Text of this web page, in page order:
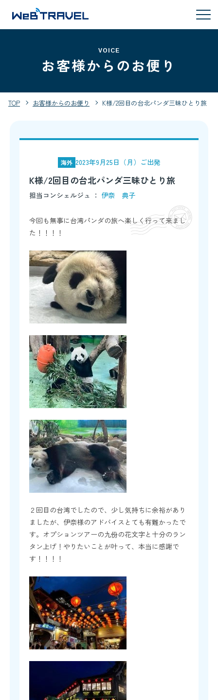
VOICE
お客様からのお便り
TOP お客様からのお便り K様/2回目の台北パンダ三昧ひとり旅
海外 2023年9月25日（月）ご出発
K様/2回目の台北パンダ三昧ひとり旅
担当コンシェルジュ ： 伊奈 典子
今回も無事に台湾パンダの旅へ楽しく行って来まし
た！！！！
２回目の台湾でしたので、少し気持ちに余裕があり
ましたが、伊奈様のアドバイスとても有難かったで
す。オプションツアーの九份の花文字と十分のラン
タン上げ！やりたいことが叶って、本当に感謝で
す！！！！